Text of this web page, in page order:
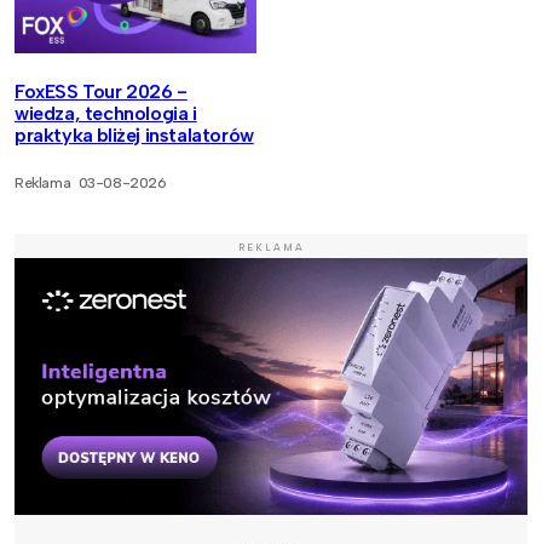
FoxESS Tour 2026 -
wiedza, technologia i
praktyka bliżej instalatorów
Reklama 03-08-2026
REKLAMA